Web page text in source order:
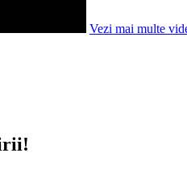
Vezi mai multe